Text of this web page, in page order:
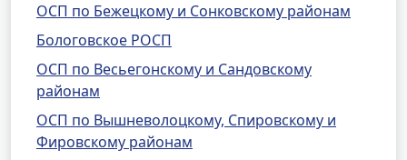
ОСП по Бежецкому и Сонковскому районам
Бологовское РОСП
ОСП по Весьегонскому и Сандовскому
районам
ОСП по Вышневолоцкому, Спировскому и
Фировскому районам